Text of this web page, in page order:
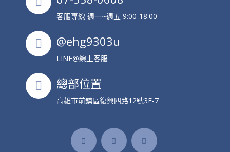
客服專線 週一~週五 9:00-18:00
@ehg9303u
LINE@線上客服
總部位置
高雄市前鎮區復興四路12號3F-7